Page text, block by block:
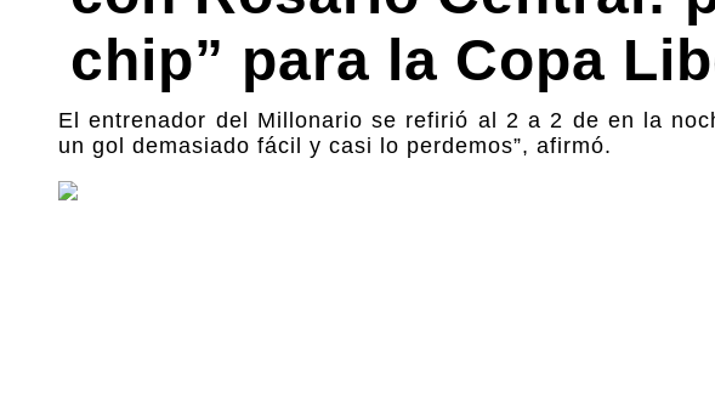
chip” para la Copa
El entrenador del Millonario se refirió al 2 a 2 de en la
un gol demasiado fácil y casi lo perdemos”, afirmó.